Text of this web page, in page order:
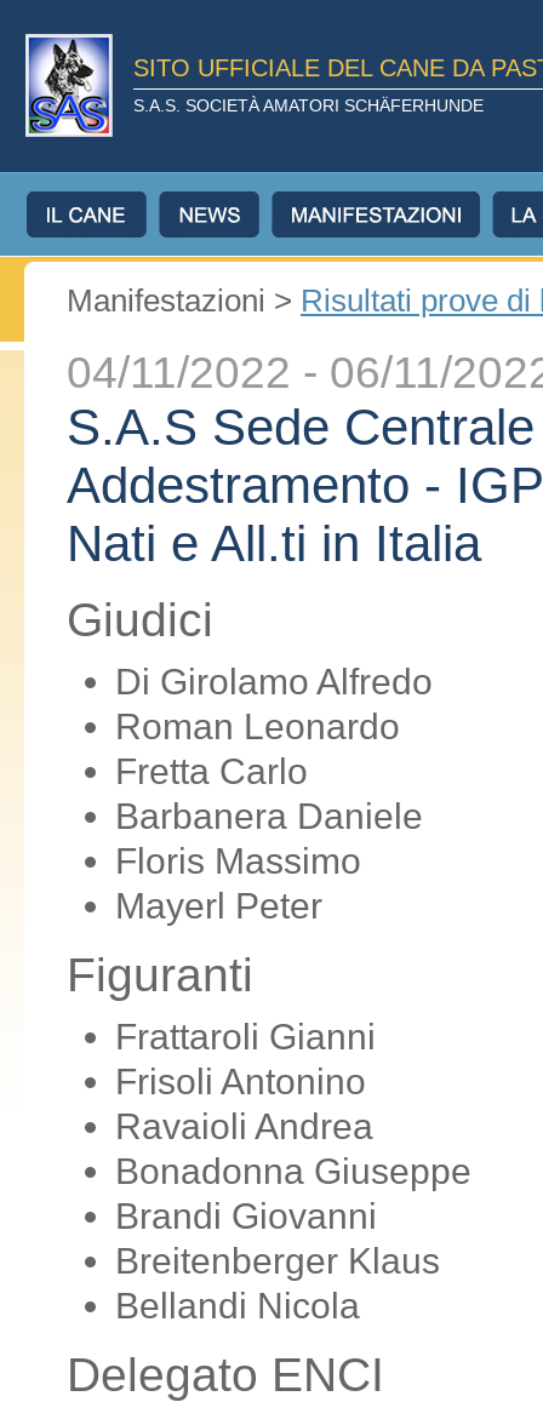
SITO UFFICIALE DEL CANE DA
S.A.S. SOCIETÀ AMATORI SCHÄFERHUNDE
Manifestazioni > Risultati prove di
04/11/2022 - 06/11/
S.A.S Sede
Addestramento -
Nati e All.ti in Italia
Giudici
Di Girolamo Alfredo
Roman Leonardo
Fretta Carlo
Barbanera Daniele
Floris Massimo
Mayerl Peter
Figuranti
Frattaroli Gianni
Frisoli Antonino
Ravaioli Andrea
Bonadonna Giuseppe
Brandi Giovanni
Breitenberger Klaus
Bellandi Nicola
Delegato ENCI